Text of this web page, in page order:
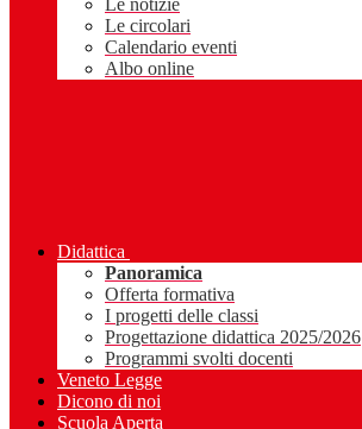
Le notizie
Le circolari
Calendario eventi
Albo online
Didattica
Panoramica
Offerta formativa
I progetti delle classi
Progettazione didattica 2025/2026
Programmi svolti docenti
Veneto Legge
Dicono di noi
Scuola Aperta